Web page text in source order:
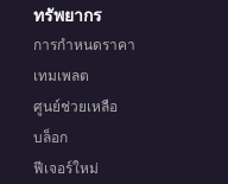
ทรัพยากร
การกำหนดราคา
เทมเพลต
ศูนย์ช่วยเหลือ
บล็อก
ฟีเจอร์ใหม่